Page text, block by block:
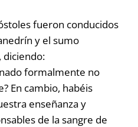
fueron conducidos
y el sumo
diciendo:
formalmente no
En cambio, habéis
enseñanza y
de la sangre de